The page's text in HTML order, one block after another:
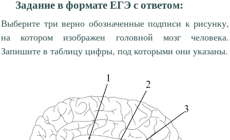
Задание в формате ЕГЭ с ответом:
Выберите три верно обозначенные подписи к рисунку,
на котором изображен головной мозг человека.
Запишите в таблицу цифры, под которыми они указаны.